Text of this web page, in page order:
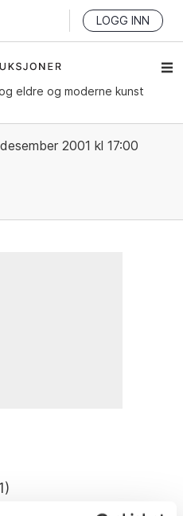
LOGG INN
eldre og moderne kunst
2001 kl 17:00
)